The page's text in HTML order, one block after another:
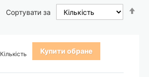
Сортувати за
Кількість Купити обране